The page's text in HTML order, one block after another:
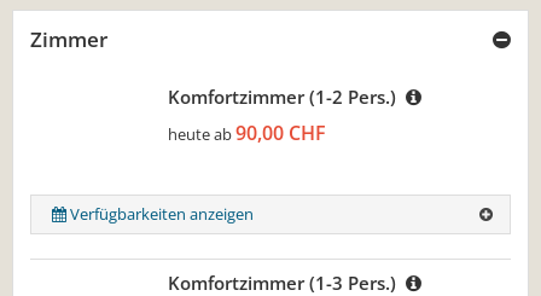
Zimmer
Komfortzimmer (1-2 Pers.)
heute ab90,00 CHF
Verfügbarkeiten anzeigen
Komfortzimmer (1-3 Pers.)